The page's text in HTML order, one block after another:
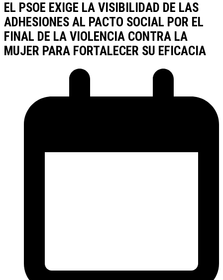
EL PSOE EXIGE LA VISIBILIDAD DE LAS
ADHESIONES AL PACTO SOCIAL POR EL
FINAL DE LA VIOLENCIA CONTRA LA
MUJER PARA FORTALECER SU EFICACIA